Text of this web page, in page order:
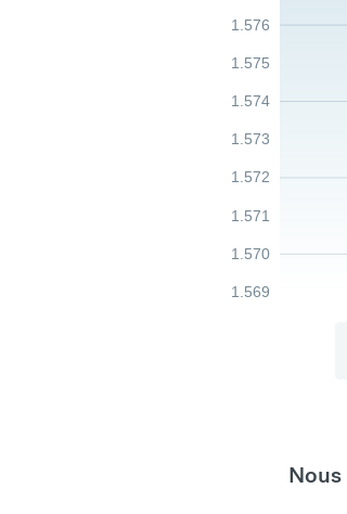
1.569
1.570
1.571
1.572
1.573
1.574
1.575
1.576